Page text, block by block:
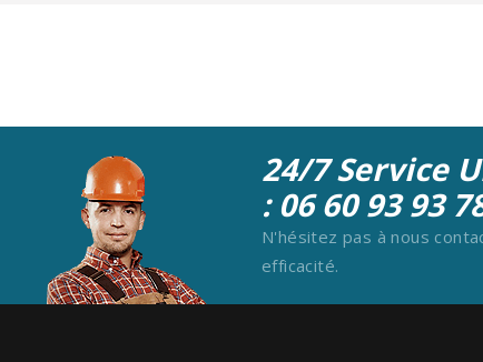
24/7 Service
:06 60 93 93
N'hésitez pas à nous
efficacité.